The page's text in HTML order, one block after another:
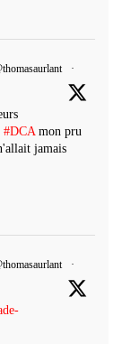
·
#DCA mon pru
jamais
·